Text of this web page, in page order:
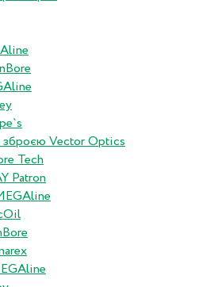
зброєю Vector Optics
Tech
Patron